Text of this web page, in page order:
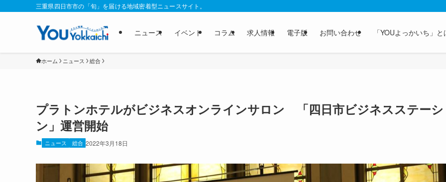
三重県四日市市の「旬」を届ける地域密着型ニュースサイト。
ニュース イベント コラム 求人情報 電子版 お問い合わせ 「YOUよっかいち」と
ホーム ニュース 総合
プラトンホテルがビジネスオンラインサロン 「四日市ビジネスステー
ン」運営開始
ニュース 総合 2022年3月18日